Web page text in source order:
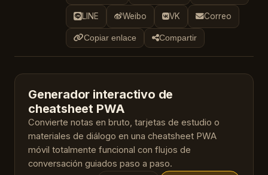
LINE Weibo VK Correo
Copiar enlace Compartir
Generador interactivo de
cheatsheet PWA
Convierte notas en bruto, tarjetas de estudio o
materiales de diálogo en una cheatsheet PWA
móvil totalmente funcional con flujos de
conversación guiados paso a paso.